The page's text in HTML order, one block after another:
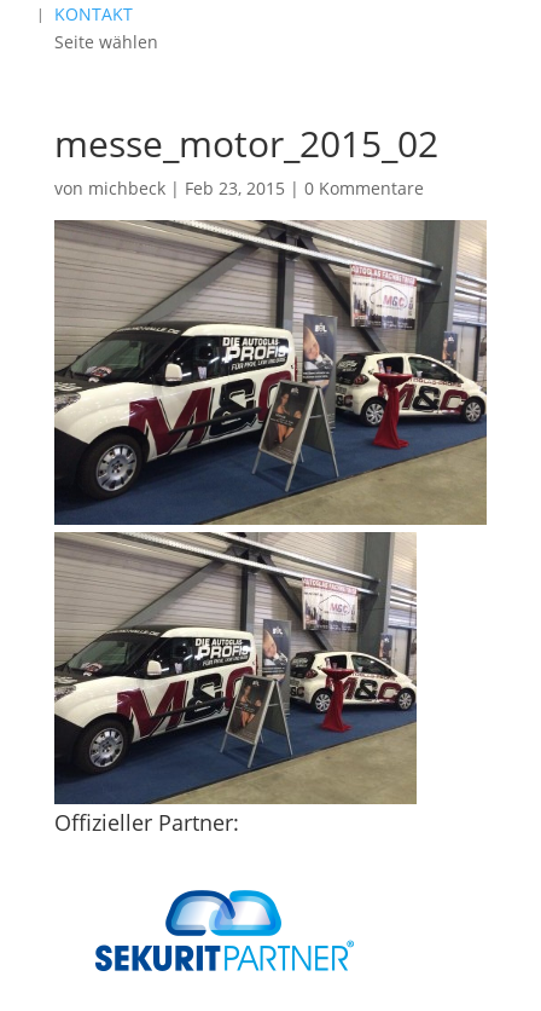
KONTAKT
Seite wählen
messe_motor_2015_02
von michbeck| Feb 23, 2015 | 0 Kommentare
Offizieller Partner: